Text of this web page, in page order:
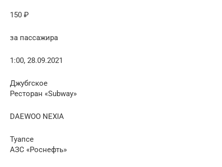
150 ₽
за пассажира
1:00, 28.09.2021
Джубгское
Ресторан «Subway»
DAEWOO NEXIA
Туапсе
АЗС «Роснефть»